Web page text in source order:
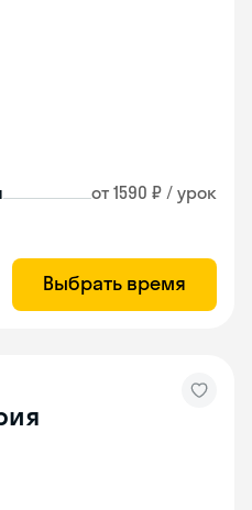
от 1590 ₽ / урок
Выбрать время